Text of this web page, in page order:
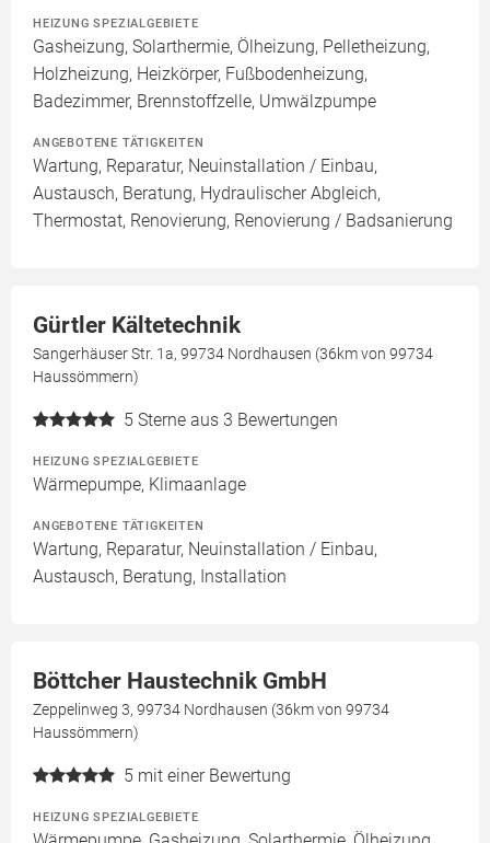
HEIZUNG SPEZIALGEBIETE
Gasheizung, Solarthermie, Ölheizung, Pelletheizung,
Holzheizung, Heizkörper, Fußbodenheizung,
Badezimmer, Brennstoffzelle, Umwälzpumpe
ANGEBOTENE TÄTIGKEITEN
Wartung, Reparatur, Neuinstallation / Einbau,
Austausch, Beratung, Hydraulischer Abgleich,
Thermostat, Renovierung, Renovierung / Badsanierung
Gürtler Kältetechnik
Sangerhäuser Str. 1a, 99734 Nordhausen (36km von 99734
Haussömmern)
5 Sterne aus 3 Bewertungen
HEIZUNG SPEZIALGEBIETE
Wärmepumpe, Klimaanlage
ANGEBOTENE TÄTIGKEITEN
Wartung, Reparatur, Neuinstallation / Einbau,
Austausch, Beratung, Installation
Böttcher Haustechnik GmbH
Zeppelinweg 3, 99734 Nordhausen (36km von 99734
Haussömmern)
5 mit einer Bewertung
HEIZUNG SPEZIALGEBIETE